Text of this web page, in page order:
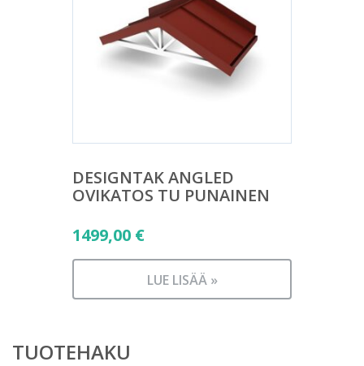
DESIGNTAK ANGLED
OVIKATOS TU PUNAINEN
1499,00 €
LUE LISÄÄ »
TUOTEHAKU